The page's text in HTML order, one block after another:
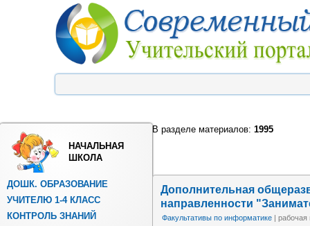
НАЧАЛЬНАЯ
ШКОЛА
ДОШК. ОБРАЗОВАНИЕ
УЧИТЕЛЮ 1-4 КЛАСС
КОНТРОЛЬ ЗНАНИЙ
В разделе материалов: 1995
Дополнительная
направленности
Факультативы по информатике |